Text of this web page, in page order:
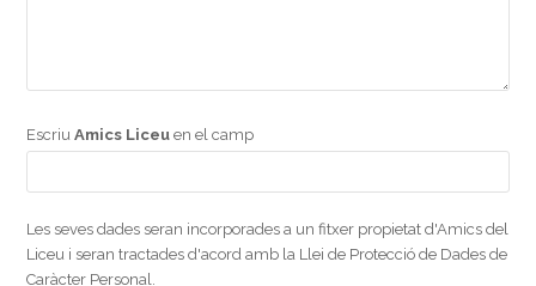
EscriuAmics Liceu en el camp
Les seves dades seran incorporades a un fitxer propietat d'Amics del
Liceu i seran tractades d'acord amb la Llei de Protecció de Dades de
Caràcter Personal.